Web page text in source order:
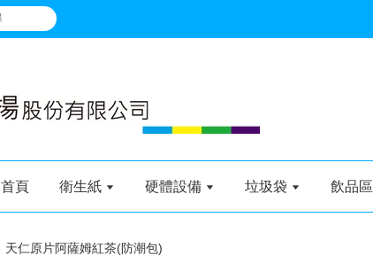
首頁 衛生紙 硬體設備 垃圾袋 飲品區
天仁原片阿薩姆紅茶(防潮包)